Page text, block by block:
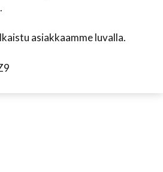
asiakkaamme luvalla.